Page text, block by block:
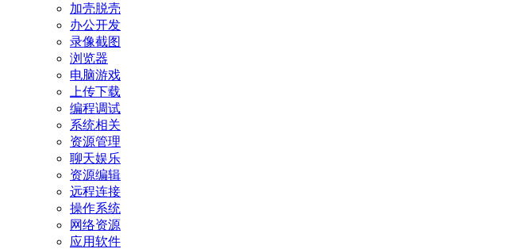
加壳脱壳
办公开发
录像截图
浏览器
电脑游戏
上传下载
编程调试
系统相关
资源管理
聊天娱乐
资源编辑
远程连接
操作系统
网络资源
应用软件